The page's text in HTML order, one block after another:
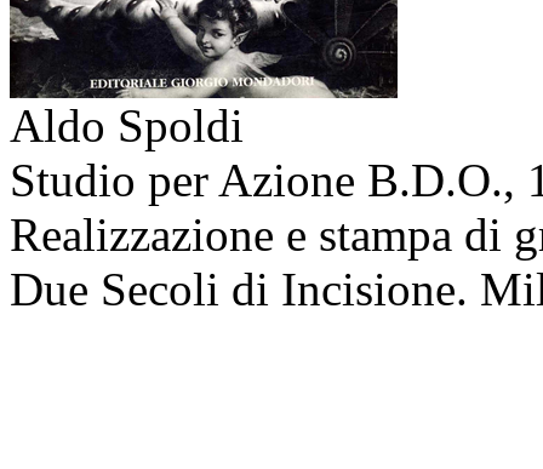
Aldo Spoldi
Studio per Azione B.D.O.,
Realizzazione e stampa di
Due Secoli di Incisione.